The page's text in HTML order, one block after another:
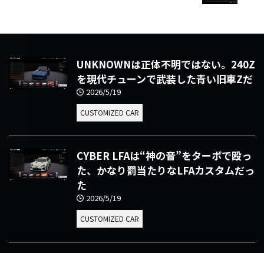
UNKNOWNは正体不明ではない。240Z
を現代チューンで武装した青い旧車Zだ
2026/5/19
CUSTOMIZED CAR
CYBER LFAは“神の音”をターボで殴っ
た、かなり罰当たりなLFAカスタムだっ
た
2026/5/19
CUSTOMIZED CAR